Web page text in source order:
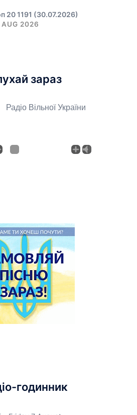
20 1191 (30.07.2026)
AUG 2026
зараз
Радіо Вільної України
годинник